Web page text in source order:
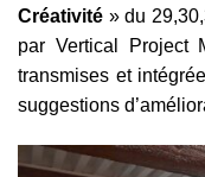
Créativité » du
par Vertical Project
transmises et
suggestions